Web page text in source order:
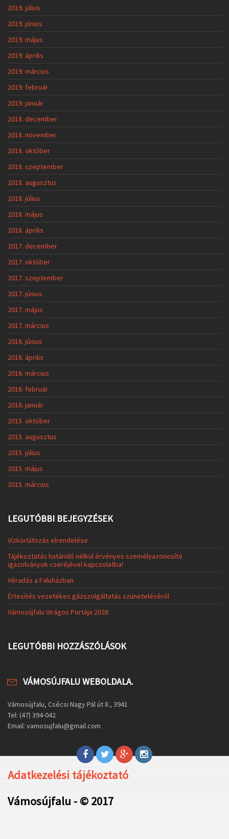
2019. július
2019. június
2019. május
2019. április
2019. március
2019. február
2019. január
2018. december
2018. november
2018. október
2018. szeptember
2018. augusztus
2018. július
2018. május
2018. április
2017. december
2017. október
2017. szeptember
2017. június
2017. május
2017. március
2016. június
2016. április
2016. március
2016. február
2016. január
2015. október
2015. augusztus
2015. július
2015. május
2015. március
LEGUTÓBBI BEJEGYZÉSEK
Vízkorlátozás elrendelése
Tájékoztatás határidő nélkül érvényes személyazonosító
igazolványok cseréjével kapcsolatba!
Véradás a Faluházban
Értesítés vezetékes gázszolgáltatás szüneteléséről
Vámosújfalu Virágos Portája 2026
LEGUTÓBBI HOZZÁSZÓLÁSOK
VÁMOSÚJFALU WEBOLDALA.
Vámosújfalu, Csécsi Nagy Pál út 8., 3941
Tel: (47) 394-042
Email: vamosujfalu@gmail.com
Adatkezelési tájékoztató
Vámosújfalu - © 2017